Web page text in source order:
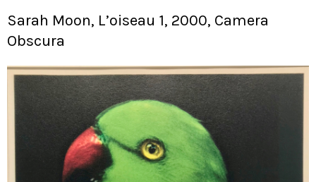
Sarah Moon, L’oiseau 1, 2000, Camera
Obscura